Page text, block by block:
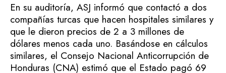
En su auditoría, ASJ informó que contactó a dos
compañías turcas que hacen hospitales similares y
que le dieron precios de 2 a 3 millones de
dólares menos cada uno. Basándose en cálculos
similares, el Consejo Nacional Anticorrupción de
Honduras (CNA) estimó que el Estado pagó 69